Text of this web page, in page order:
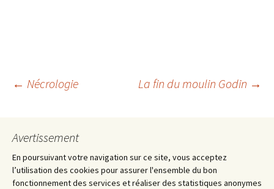
Navigation
des
articles
← Nécrologie La fin du moulin Godin →
Avertissement
En poursuivant votre navigation sur ce site, vous acceptez
l’utilisation des cookies pour assurer l'ensemble du bon
fonctionnement des services et réaliser des statistiques anonymes